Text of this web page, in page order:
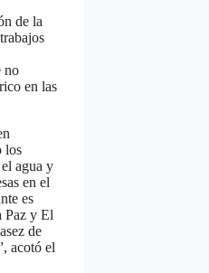
de la
no
en las
los
agua y
en el
es
Paz y El
de
acotó el